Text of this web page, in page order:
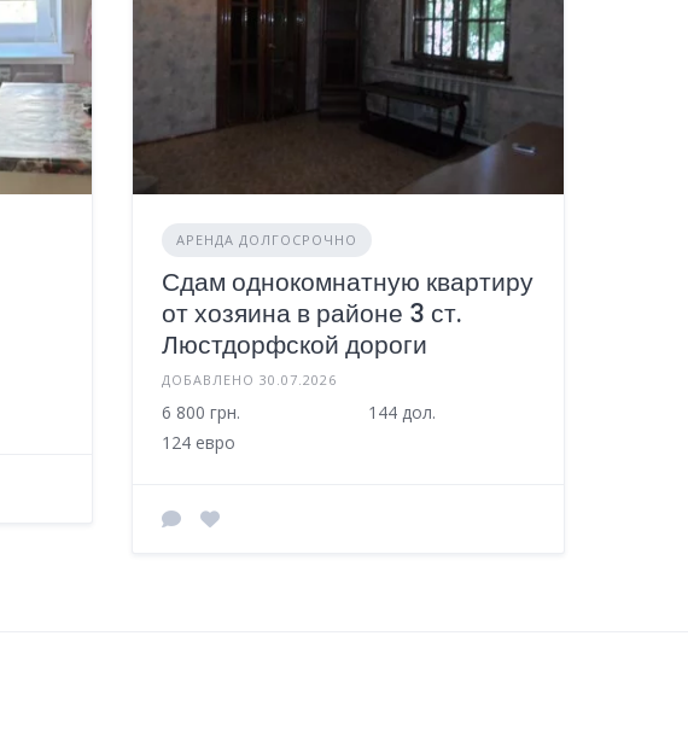
АРЕНДА ДОЛГОСРОЧНО
Сдам однокомнатную квартиру
от хозяина в районе 3 ст.
Люстдорфской дороги
ДОБАВЛЕНО 30.07.2026
6 800 грн.
144 дол.
124 евро